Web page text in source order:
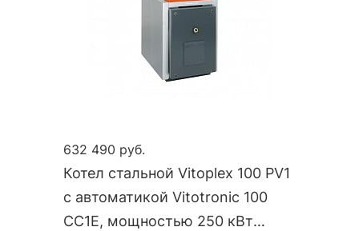
632 490 руб.
Котел стальной Vitoplex 100 PV1
с автоматикой Vitotronic 100
CC1E, мощностью 250 кВт